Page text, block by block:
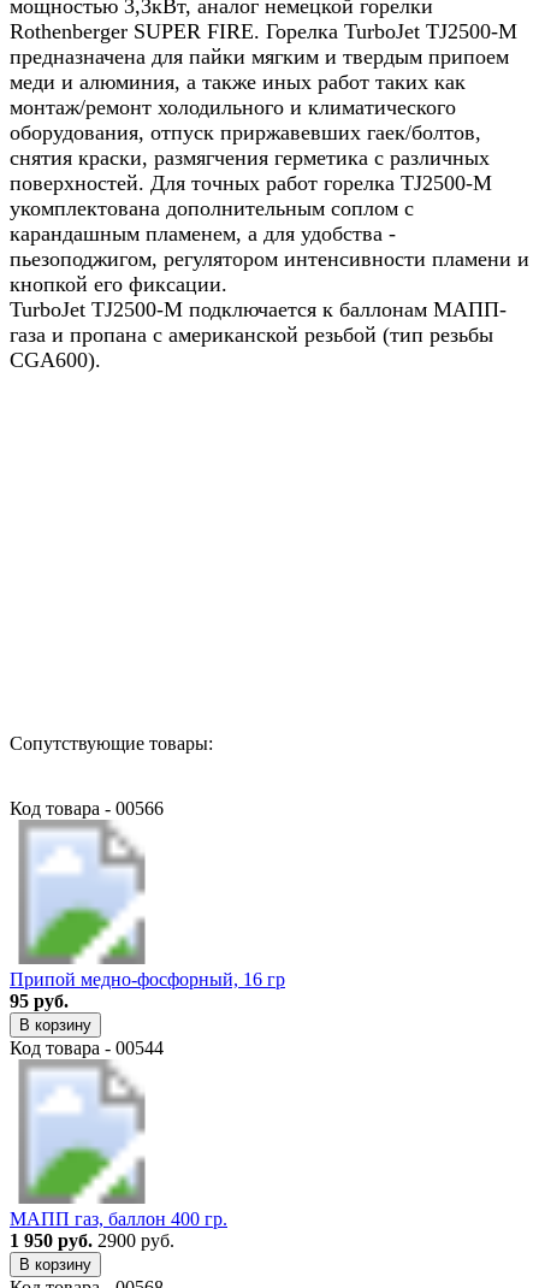
мощностью 3,3кВт, аналог немецкой горелки
Rothenberger SUPER FIRE. Горелка TurboJet TJ2500-M
предназначена для пайки мягким и твердым припоем
меди и алюминия, а также иных работ таких как
монтаж/ремонт холодильного и климатического
оборудования, отпуск приржавевших гаек/болтов,
снятия краски, размягчения герметика с различных
поверхностей. Для точных работ горелка TJ2500-M
укомплектована дополнительным соплом с
карандашным пламенем, а для удобства -
пьезоподжигом, регулятором интенсивности пламени и
кнопкой его фиксации.
TurboJet TJ2500-M подключается к баллонам МАПП-
газа и пропана с американской резьбой (тип резьбы
CGA600).
Сопутствующие товары:
Код товара - 00566
Припой медно-фосфорный, 16 гр
95 руб.
В корзину
Код товара - 00544
МАПП газ, баллон 400 гр.
1 950 руб. 2900 руб.
В корзину